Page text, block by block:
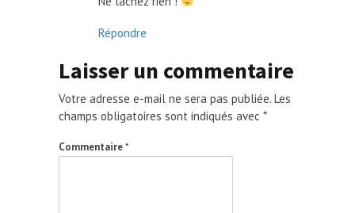
Répondre
Laisser un commentaire
Votre adresse e-mail ne sera pas publiée. Les
champs obligatoires sont indiqués avec *
Commentaire*